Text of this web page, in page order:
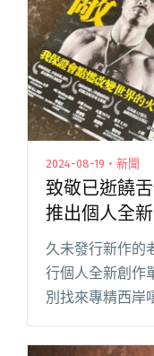
輯兩首歌〈白〉
2024-08-19・新聞
致敬已逝饒
推出個人全
久未發行新作的
行個人全新創作
別找來專精西岸
強烈新西岸律動
味。 老莫目前